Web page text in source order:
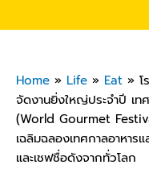
Home » Life » Eat »
จัดงานยิ่งใหญ่ประจำปี เท
(World Gourmet
เฉลิมฉลองเทศกาลอาหา
และเชฟชื่อดังจากทั่วโลก